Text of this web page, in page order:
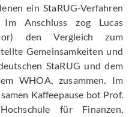
ein StaRUG-Verfahren
Anschluss zog Lucas
den Vergleich zum
Gemeinsamkeiten und
StaRUG und dem
WHOA, zusammen. Im
Kaffeepause bot Prof.
für Finanzen,